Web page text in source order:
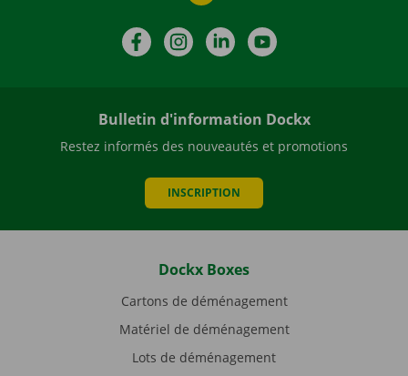
FacebookInstagramLinkedIn
Bulletin d'information Dockx
Restez informés des nouveautés et promotions
INSCRIPTION
Dockx Boxes
Cartons de déménagement
Matériel de déménagement
Lots de déménagement